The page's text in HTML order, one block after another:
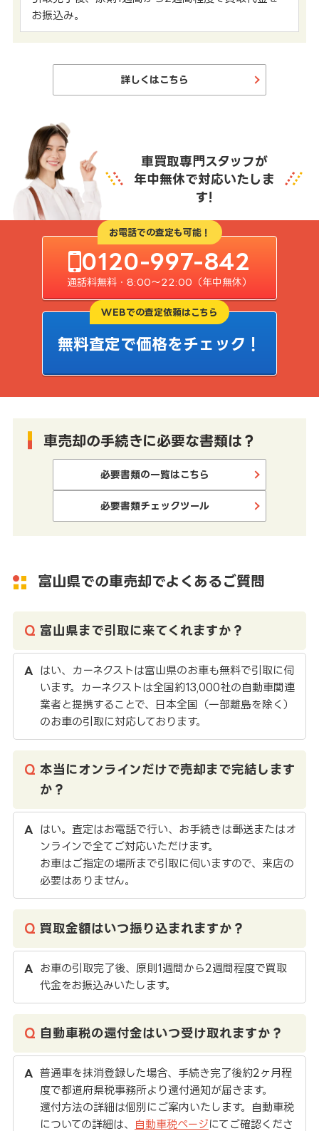
お振込み。
詳しくはこちら
車買取専門スタッフが
年中無休で対応いたしま
す!
お電話での査定も可能！
0120-997-842
通話料無料・8:00〜22:00（年中無休）
WEBでの査定依頼はこちら
無料査定で価格をチェック！
車売却の手続きに必要な書類は？
必要書類の一覧はこちら
必要書類チェックツール
富山県での車売却でよくあるご質問
富山県まで引取に来てくれますか？
はい、カーネクストは富山県のお車も無料で引取に伺
います。カーネクストは全国約13,000社の自動車関連
業者と提携することで、日本全国（一部離島を除く）
のお車の引取に対応しております。
本当にオンラインだけで売却まで完結します
か？
はい。査定はお電話で行い、お手続きは郵送またはオ
ンラインで全てご対応いただけます。
お車はご指定の場所まで引取に伺いますので、来店の
必要はありません。
買取金額はいつ振り込まれますか？
お車の引取完了後、原則1週間から2週間程度で買取
代金をお振込みいたします。
自動車税の還付金はいつ受け取れますか？
普通車を抹消登録した場合、手続き完了後約2ヶ月程
度で都道府県税事務所より還付通知が届きます。
還付方法の詳細は個別にご案内いたします。自動車税
についての詳細は、
自動車税ページにてご確認くださ